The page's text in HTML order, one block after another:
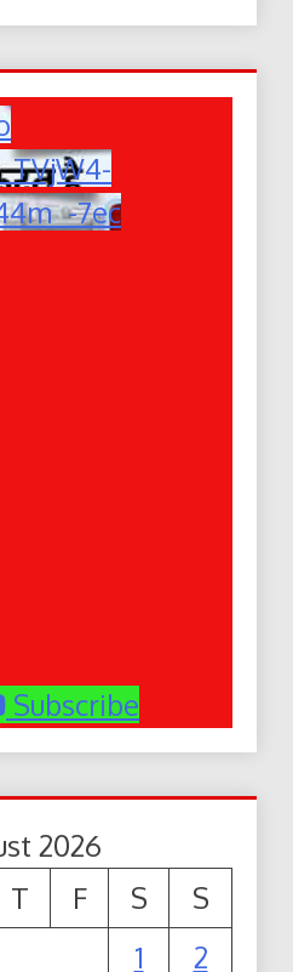
7ec
Subscribe
2026
T F S
S
1
2